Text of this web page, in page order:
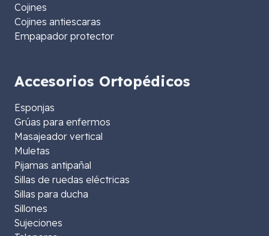
Cojines
Cojines antiescaras
Empapador protector
Accesorios Ortopédicos
Esponjas
Grúas para enfermos
Masajeador vertical
Muletas
Pijamas antipañal
Sillas de ruedas eléctricas
Sillas para ducha
Sillones
Sujeciones